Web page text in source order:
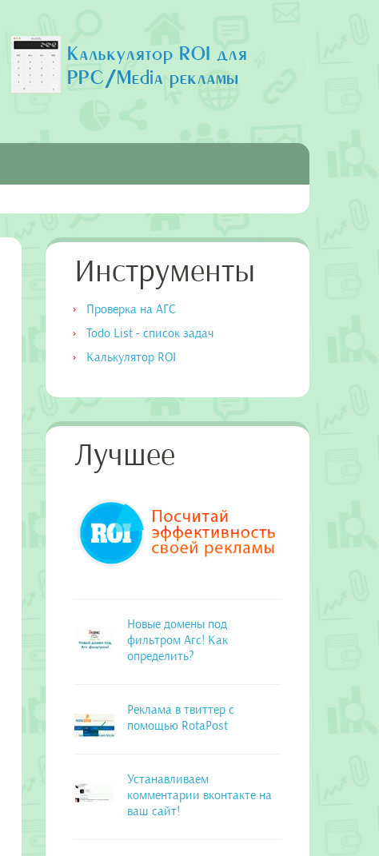
Инструменты
Проверка на АГС
Todo List - список задач
Калькулятор ROI
Лучшее
Новые домены под
фильтром Агс! Как
определить?
Реклама в твиттер с
помощью RotaPost
Устанавливаем
комментарии вконтакте на
ваш сайт!